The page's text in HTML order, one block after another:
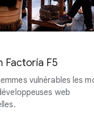
Factoría F5
vulnérables les
web